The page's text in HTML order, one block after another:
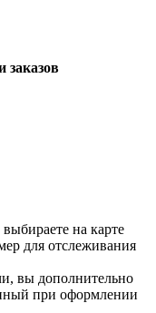
заказов
на карте
для отслеживания
вы дополнительно
при оформлении